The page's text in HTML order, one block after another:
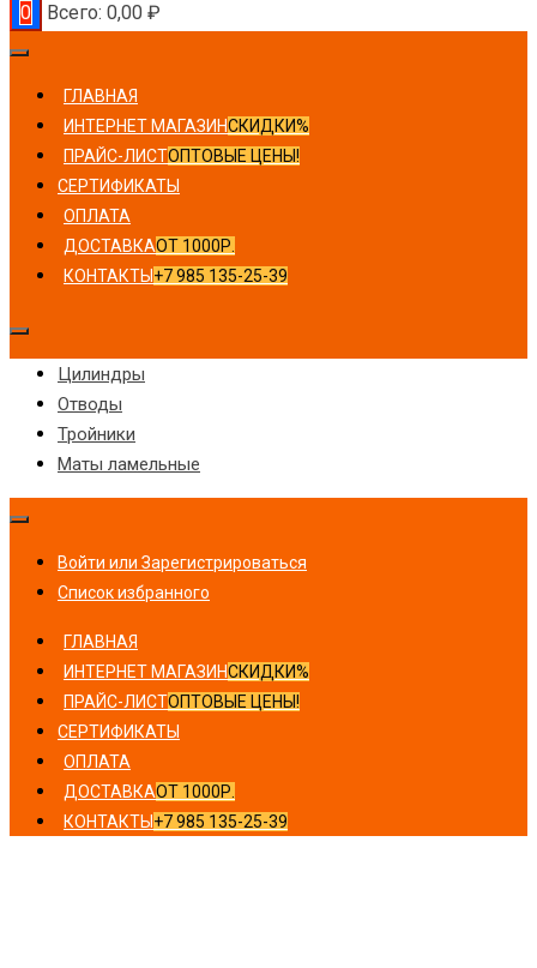
0 Всего: 0,00 ₽
ГЛАВНАЯ
ИНТЕРНЕТ МАГАЗИНСКИДКИ%
ПРАЙС-ЛИСТОПТОВЫЕ ЦЕНЫ!
СЕРТИФИКАТЫ
ОПЛАТА
ДОСТАВКАОТ 1000Р.
КОНТАКТЫ +7 985 135-25-39
Цилиндры
Отводы
Тройники
Маты ламельные
Войти или Зарегистрироваться
Список избранного
ГЛАВНАЯ
ИНТЕРНЕТ МАГАЗИНСКИДКИ%
ПРАЙС-ЛИСТОПТОВЫЕ ЦЕНЫ!
СЕРТИФИКАТЫ
ОПЛАТА
ДОСТАВКАОТ 1000Р.
КОНТАКТЫ +7 985 135-25-39